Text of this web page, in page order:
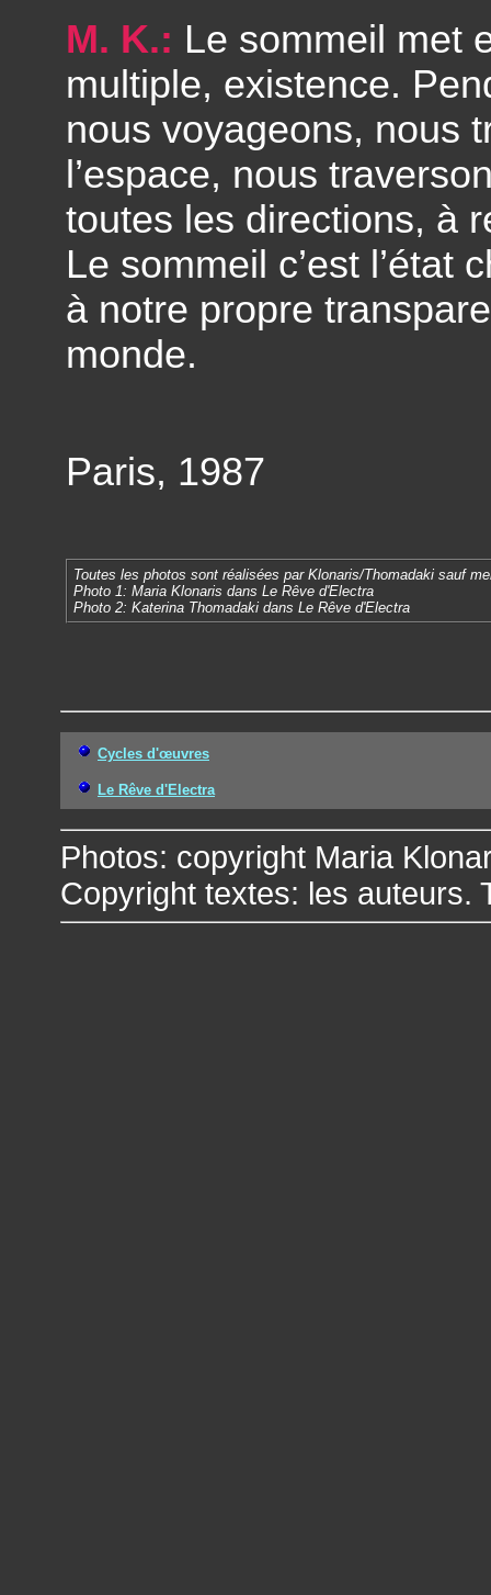
M. K.: Le sommeil met
multiple, existence.
nous voyageons, nous
l’espace, nous
toutes les directions, à
Le sommeil c’est l’état
à notre propre
monde.
Paris, 1987
Toutes les photos sont réalisées par Klonaris/Thomadaki sauf
Photo 1: Maria Klonaris dans Le Rêve d'Electra
Photo 2: Katerina Thomadaki dans Le Rêve d'Electra
Cycles d'œuvres
Le Rêve d'Electra
Photos: copyright Maria
Copyright textes: les auteurs.